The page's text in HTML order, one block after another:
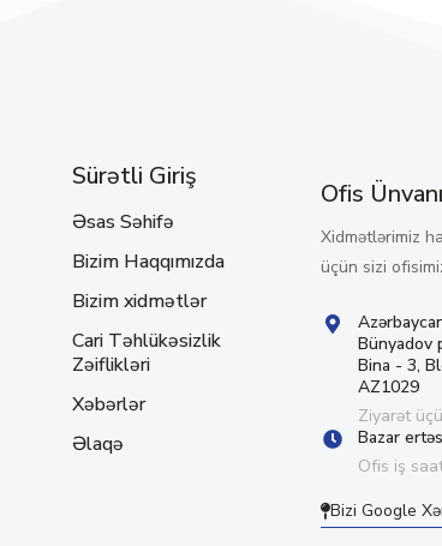
Sürətli Giriş
Əsas Səhifə
Bizim Haqqımızda
Bizim xidmətlər
Cari Təhlükəsizlik
Zəiflikləri
Xəbərlər
Əlaqə
Ofis
Xidmətlərimiz
üçün sizi
Bünyadov
Bina - 3,
AZ1029
Ziyarət
Bazar
Ofis iş
Bizi Google